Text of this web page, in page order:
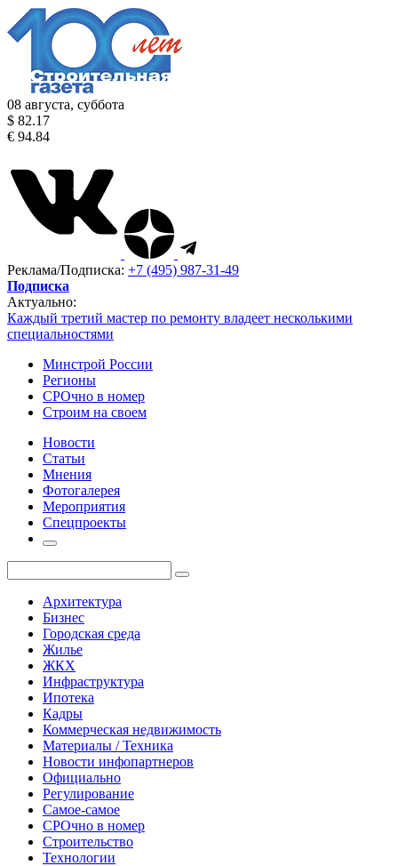
08 августа, суббота
$ 82.17
€ 94.84
Реклама/Подписка: +7 (495) 987-31-49
Подписка
Актуально:
Каждый третий мастер по ремонту владеет несколькими
специальностями
Минстрой России
Регионы
СРОчно в номер
Строим на своем
Новости
Статьи
Мнения
Фотогалерея
Мероприятия
Спецпроекты
Архитектура
Бизнес
Городская среда
Жилье
ЖКХ
Инфраструктура
Ипотека
Кадры
Коммерческая недвижимость
Материалы / Техника
Новости инфопартнеров
Официально
Регулирование
Самое-самое
СРОчно в номер
Строительство
Технологии